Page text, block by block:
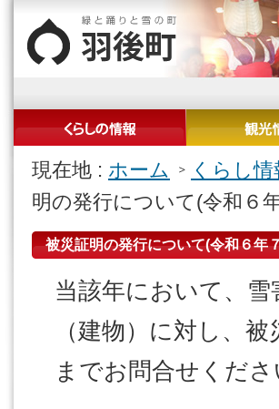
現在地 : ホーム くらし情
明の発行について(令和６
被災証明の発行について(令和６年
当該年において、
（建物）に対し、
までお問合せくださ